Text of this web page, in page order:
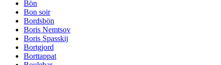
Bön
Bon soir
Bordsbön
Boris Nemtsov
Boris Spasskij
Bortgjord
Borttappat